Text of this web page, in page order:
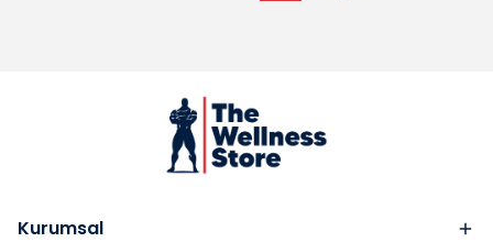
Kurumsal